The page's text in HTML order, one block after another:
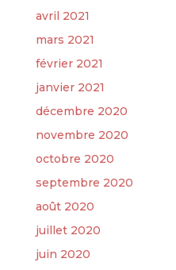
avril 2021
mars 2021
février 2021
janvier 2021
décembre 2020
novembre 2020
octobre 2020
septembre 2020
août 2020
juillet 2020
juin 2020